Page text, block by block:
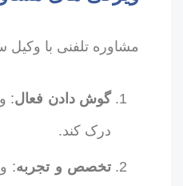
مشاوره تلفنی با وکیل
گوش دادن فعال:
درک کند.
تخصص و تجربه: